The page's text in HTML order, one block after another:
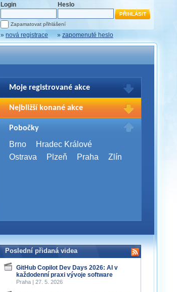
Login Heslo
Zapamatovat přihlášení
» nová registrace » zapomenuté heslo
Moje registrované akce
Pro zobrazení Vašich registrací na akce
se prosím přihlašte.
Nejbližší konané akce
WUG Days 2026
4. 9. 2026,Brno
SQL Server Bootcamp 2026
Pobočky
Brno
Hradec Králové
Ostrava
Plzeň Praha Zlín
Poslední přidaná videa
GitHub Copilot Dev Days 2026: AI v
každodenní praxi vývoje software
Praha | 27. 5. 2026